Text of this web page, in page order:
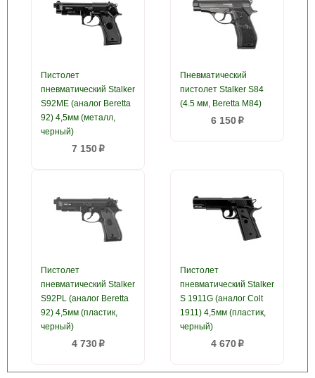
Пистолет
пневматический Stalker
S92ME (аналог Beretta
92) 4,5мм (металл,
черный)
7 150p
Пневматический
пистолет Stalker S84
(4.5 мм, Beretta M84)
6 150p
Пистолет
пневматический Stalker
S92PL (аналог Beretta
92) 4,5мм (пластик,
черный)
4 730p
Пистолет
пневматический Stalker
S 1911G (аналог Colt
1911) 4,5мм (пластик,
черный)
4 670p